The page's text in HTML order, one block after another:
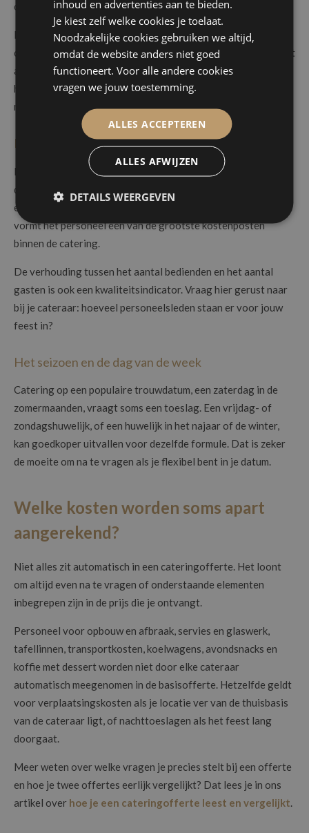
open bar voor de hele avond.
Bij uitgebreide drankarrangementen, denk aan wijn aan tafel,
cocktails en een late-night open bar, stijgt het cateringbudget
al gauw met €20 tot €40 per persoon extra. Het loont dus om
hier op voorhand goed over na te denken en dit ook expliciet
mee op te nemen in je offerteaanvraag.
Personeel en bediening
Een professionele zaalploeg heeft een aanzienlijke impact op
de offerte. Denk aan obers, barmannen, keukenpersoneel en
een ploeg voor opbouw en afbraak. Bij luxere huwelijken
vormt het personeel één van de grootste kostenposten
binnen de catering.
De verhouding tussen het aantal bedienden en het aantal
gasten is ook een kwaliteitsindicator. Vraag hier gerust naar
bij je cateraar: hoeveel personeelsleden staan er voor jouw
feest in?
Het seizoen en de dag van de week
Catering op een populaire trouwdatum, een zaterdag in de
zomermaanden, vraagt soms een toeslag. Een vrijdag- of
zondagshuwelijk, of een huwelijk in het najaar of de winter,
kan goedkoper uitvallen voor dezelfde formule. Dat is zeker
de moeite om na te vragen als je flexibel bent in je datum.
Welke kosten worden soms apart
aangerekend?
Niet alles zit automatisch in een cateringofferte. Het loont
om altijd even na te vragen of onderstaande elementen
inbegrepen zijn in de prijs die je ontvangt.
Personeel voor opbouw en afbraak, servies en glaswerk,
tafellinnen, transportkosten, koelwagens, avondsnacks en
koffie met dessert worden niet door elke cateraar
automatisch meegenomen in de basisofferte. Hetzelfde geldt
voor verplaatsingskosten als je locatie ver van de thuisbasis
van de cateraar ligt, of nachttoeslagen als het feest lang
doorgaat.
Meer weten over welke vragen je precies stelt bij een offerte
en hoe je twee offertes eerlijk vergelijkt? Dat lees je in ons
artikel over hoe je een cateringofferte leest en vergelijkt.
inhoud en advertenties aan te bieden.
Je kiest zelf welke cookies je toelaat.
Noodzakelijke cookies gebruiken we altijd,
omdat de website anders niet goed
functioneert. Voor alle andere cookies
vragen we jouw toestemming.
ALLES ACCEPTEREN
ALLES AFWIJZEN
DETAILS WEERGEVEN